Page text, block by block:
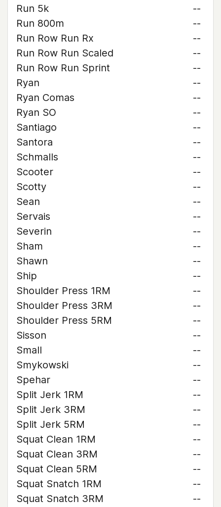
Run 5k
--
Run 800m
--
Run Row Run Rx
--
Run Row Run Scaled
--
Run Row Run Sprint
--
Ryan
--
Ryan Comas
--
Ryan SO
--
Santiago
--
Santora
--
Schmalls
--
Scooter
--
Scotty
--
Sean
--
Servais
--
Severin
--
Sham
--
Shawn
--
Ship
--
Shoulder Press 1RM
--
Shoulder Press 3RM
--
Shoulder Press 5RM
--
Sisson
--
Small
--
Smykowski
--
Spehar
--
Split Jerk 1RM
--
Split Jerk 3RM
--
Split Jerk 5RM
--
Squat Clean 1RM
--
Squat Clean 3RM
--
Squat Clean 5RM
--
Squat Snatch 1RM
--
Squat Snatch 3RM
--